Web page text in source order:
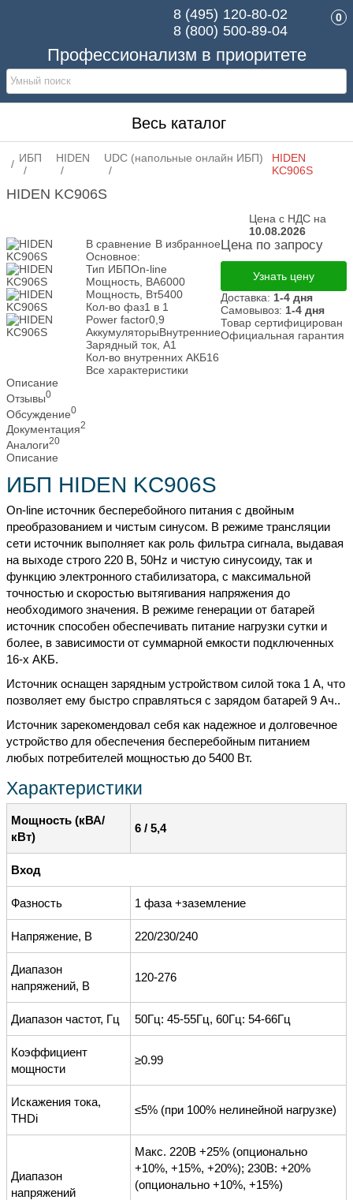
Профессионализм в приоритете
8 (495) 120-80-02
8 (800) 500-89-04
0
Весь каталог
ИБП HIDEN UDC (напольные онлайн ИБП)
HIDEN
KC906S
HIDEN KC906S
Цена с НДС на
10.08.2026
В сравнение В избранное
Основное:
Тип ИБПOn-line
Мощность, ВА6000
Мощность, Вт5400
Кол-во фаз1 в 1
Power factor0,9
АккумуляторыВнутренние
Зарядный ток, А1
Кол-во внутренних АКБ16
Все характеристики
Цена по запросу
Узнать цену
Доставка: 1-4 дня
Самовывоз: 1-4 дня
Товар сертифицирован
Официальная гарантия
Описание
Отзывы0
Обсуждение0
Документация2
Аналоги20
Описание
ИБП HIDEN KC906S
On-line источник бесперебойного питания с двойным
преобразованием и чистым синусом. В режиме трансляции
сети источник выполняет как роль фильтра сигнала, выдавая
на выходе строго 220 В, 50Hz и чистую синусоиду, так и
функцию электронного стабилизатора, с максимальной
точностью и скоростью вытягивания напряжения до
необходимого значения. В режиме генерации от батарей
источник способен обеспечивать питание нагрузки сутки и
более, в зависимости от суммарной емкости подключенных
16-х АКБ.
Источник оснащен зарядным устройством силой тока 1 А, что
позволяет ему быстро справляться с зарядом батарей 9 Ач..
Источник зарекомендовал себя как надежное и долговечное
устройство для обеспечения бесперебойным питанием
любых потребителей мощностью до 5400 Вт.
Характеристики
Мощность (кВА/
кВт)
6 / 5,4
Вход
Фазность 1 фаза +заземление
Напряжение, В 220/230/240
Диапазон
напряжений, В
120-276
Диапазон частот, Гц 50Гц: 45-55Гц, 60Гц: 54-66Гц
Коэффициент
мощности
≥0.99
Искажения тока,
THDi
≤5% (при 100% нелинейной нагрузке)
Диапазон
напряжений
Макс. 220В +25% (опционально
+10%, +15%, +20%); 230В: +20%
(опционально +10%, +15%)